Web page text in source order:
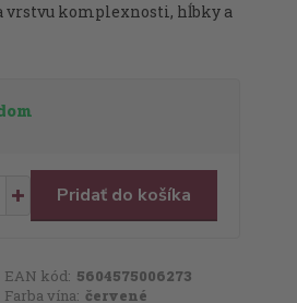
vrstvu komplexnosti, hĺbky a
Pridať do košíka
EAN kód: 5604575006273
Farba vína: červené